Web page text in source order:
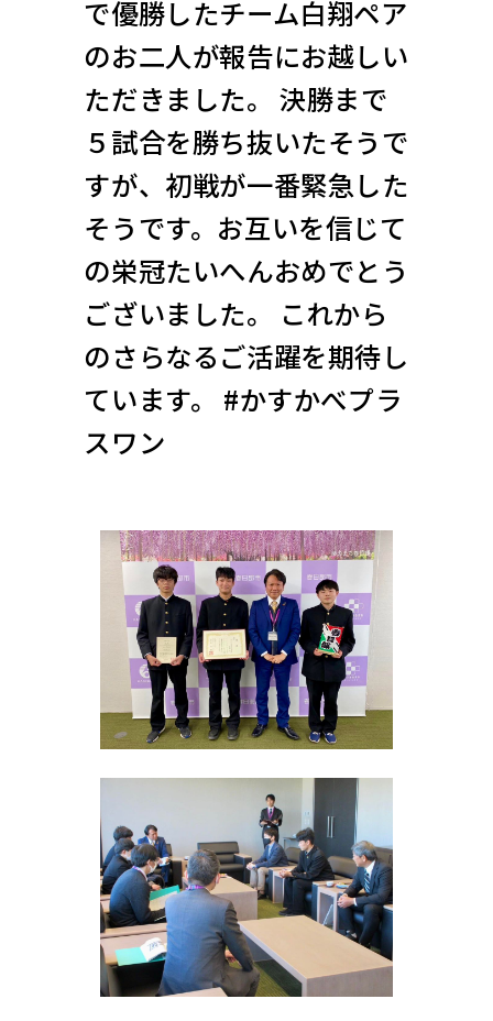
で優勝したチーム白翔ペア
のお二人が報告にお越しい
ただきました。 決勝まで
５試合を勝ち抜いたそうで
すが、初戦が一番緊急した
そうです。お互いを信じて
の栄冠たいへんおめでとう
ございました。 これから
のさらなるご活躍を期待し
ています。 #かすかべプラ
スワン